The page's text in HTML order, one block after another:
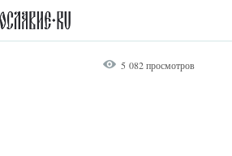
5 082 просмотров